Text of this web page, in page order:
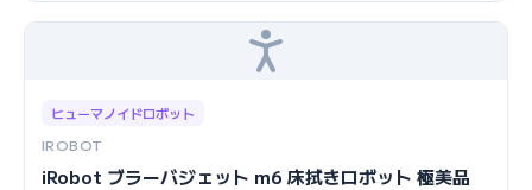
ヒューマノイドロボット
IROBOT
iRobot ブラーバジェット m6 床拭きロボット 極美品